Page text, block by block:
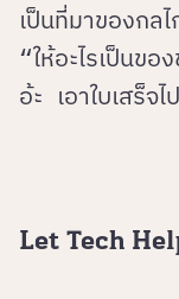
เป็นที่มาของกล
“ให้อะไรเป็นข
อ้ะ เอาใบเสร็
Let Tech